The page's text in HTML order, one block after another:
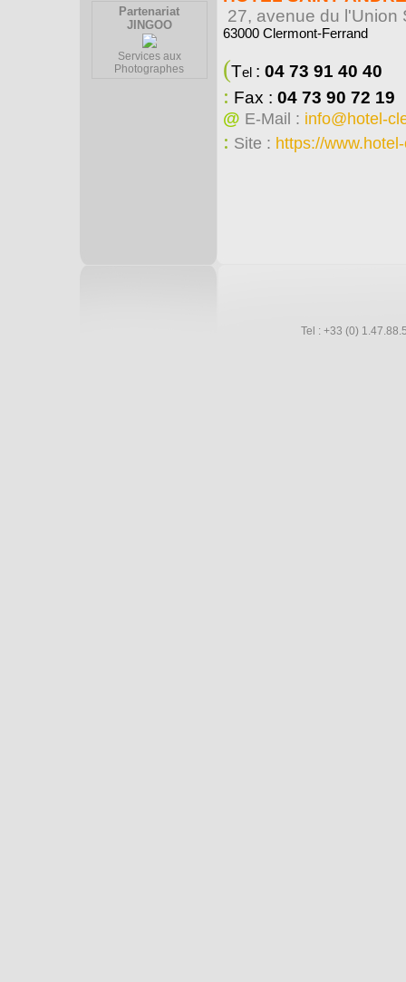
Partenariat
JINGOO
Services aux
Photographes
27, avenue du l'Union
63000 Clermont-Ferrand
(Tel : 04 73 91 40 40
: Fax : 04 73 90 72 19
@ E-Mail : info@hotel-
: Site : https://
Tel : +33 (0)